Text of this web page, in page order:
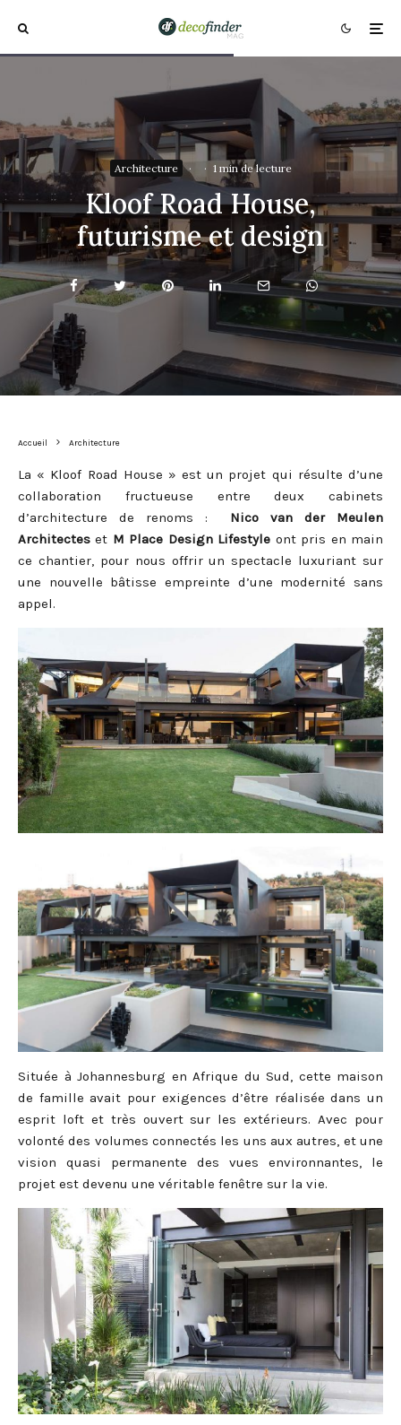
Architecture · · 1 min de lecture
Kloof Road House,
futurisme et design
Accueil Architecture
La « Kloof Road House » est un projet qui résulte d’une
collaboration fructueuse entre deux cabinets
d’architecture de renoms : Nico van der Meulen
Architectes et M Place Design Lifestyle ont pris en main
ce chantier, pour nous offrir un spectacle luxuriant sur
une nouvelle bâtisse empreinte d’une modernité sans
appel.
Située à Johannesburg en Afrique du Sud, cette maison
de famille avait pour exigences d’être réalisée dans un
esprit loft et très ouvert sur les extérieurs. Avec pour
volonté des volumes connectés les uns aux autres, et une
vision quasi permanente des vues environnantes, le
projet est devenu une véritable fenêtre sur la vie.